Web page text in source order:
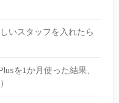
いスタッフを入れたら
を1か月使った結果、